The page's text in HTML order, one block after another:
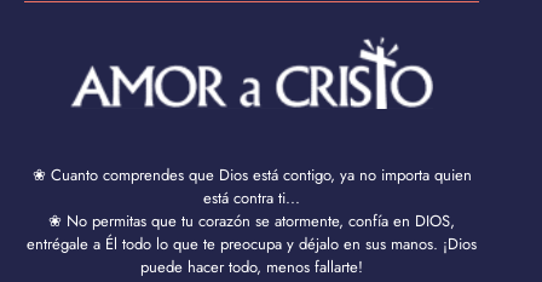
❀ Cuanto comprendes que Dios está contigo, ya no importa quien
está contra ti...
❀ No permitas que tu corazón se atormente, confía en DIOS,
entrégale a Él todo lo que te preocupa y déjalo en sus manos. ¡Dios
puede hacer todo, menos fallarte!